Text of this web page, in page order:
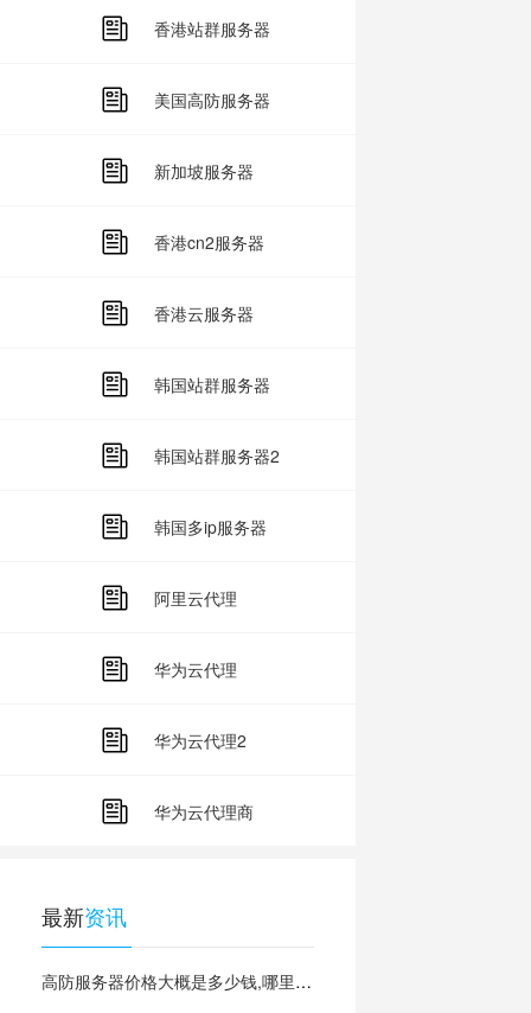
香港站群服务器
美国高防服务器
新加坡服务器
香港cn2服务器
香港云服务器
韩国站群服务器
韩国站群服务器2
韩国多ip服务器
阿里云代理
华为云代理
华为云代理2
华为云代理商
最新资讯
高防服务器价格大概是多少钱,哪里有？